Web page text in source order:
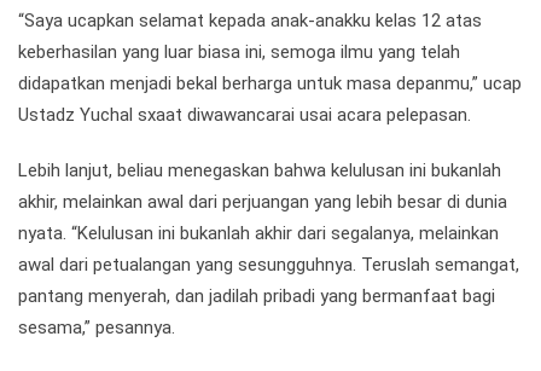
“Saya ucapkan selamat kepada anak-anakku kelas 12 atas
keberhasilan yang luar biasa ini, semoga ilmu yang telah
didapatkan menjadi bekal berharga untuk masa depanmu,” ucap
Ustadz Yuchal sxaat diwawancarai usai acara pelepasan.
Lebih lanjut, beliau menegaskan bahwa kelulusan ini bukanlah
akhir, melainkan awal dari perjuangan yang lebih besar di dunia
nyata. “Kelulusan ini bukanlah akhir dari segalanya, melainkan
awal dari petualangan yang sesungguhnya. Teruslah semangat,
pantang menyerah, dan jadilah pribadi yang bermanfaat bagi
sesama,” pesannya.